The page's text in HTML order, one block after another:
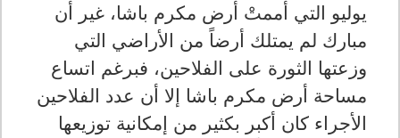
يوليو التي أممتْ أرض مكرم باشا، غير أن
مبارك لم يمتلك أرضاً من الأراضي التي
وزعتها الثورة على الفلاحين، فبرغم اتساع
مساحة أرض مكرم باشا إلا أن عدد الفلاحين
الأجراء كان أكبر بكثير من إمكانية توزيعها